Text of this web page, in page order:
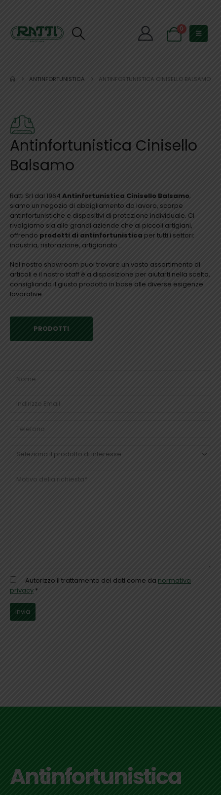
0
ANTINFORTUNISTICA ANTINFORTUNISTICA CINISELLO BALSAMO
Antinfortunistica Cinisello
Balsamo
Ratti Srl dal 1964 Antinfortunistica Cinisello Balsamo;
siamo un negozio di abbigliamento da lavoro, scarpe
antinfortunistiche e dispositivi di protezione individuale. Ci
rivolgiamo sia alle grandi aziende che ai piccoli artigiani,
offrendo prodotti di antinfortunistica per tutti i settori:
industria, ristorazione, artigianato…
Nel nostro showroom puoi trovare un vasto assortimento di
articoli e il nostro staff è a disposizione per aiutarti nella scelta,
consigliando il giusto prodotto in base alle diverse esigenze
lavorative.
PRODOTTI
Autorizzo il trattamento dei dati come da normativa
privacy *
Antinfortunistica